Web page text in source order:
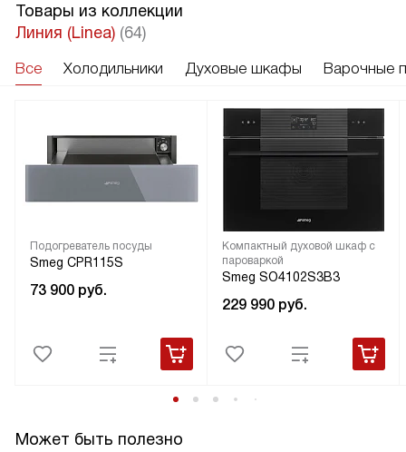
Товары из коллекции
Линия (Linea) (64)
Все Холодильники Духовые шкафы Варочные
Подогреватель посуды
Smeg CPR115S
73 900 руб.
Компактный духовой шкаф с
пароваркой
Smeg SO4102S3B3
229 990 руб.
Может быть полезно